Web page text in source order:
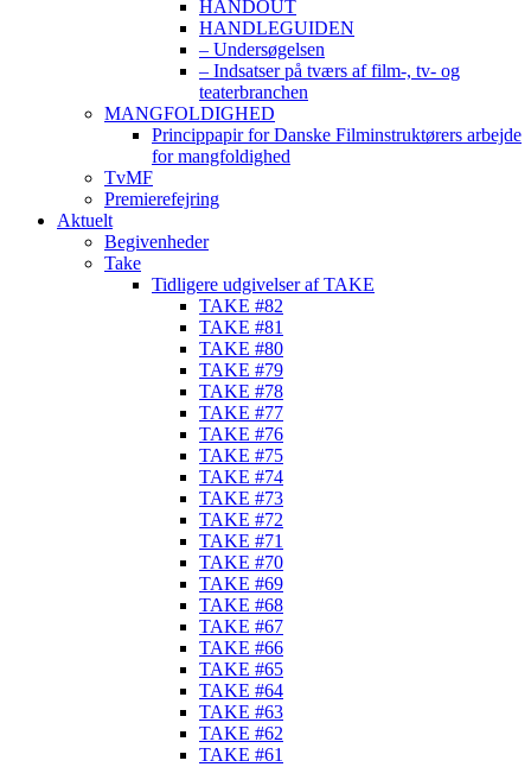
HANDOUT
HANDLEGUIDEN
– Undersøgelsen
– Indsatser på tværs af film-, tv- og
teaterbranchen
MANGFOLDIGHED
Princippapir for Danske Filminstruktørers arbejde
for mangfoldighed
TvMF
Premierefejring
Aktuelt
Begivenheder
Take
Tidligere udgivelser af TAKE
TAKE #82
TAKE #81
TAKE #80
TAKE #79
TAKE #78
TAKE #77
TAKE #76
TAKE #75
TAKE #74
TAKE #73
TAKE #72
TAKE #71
TAKE #70
TAKE #69
TAKE #68
TAKE #67
TAKE #66
TAKE #65
TAKE #64
TAKE #63
TAKE #62
TAKE #61